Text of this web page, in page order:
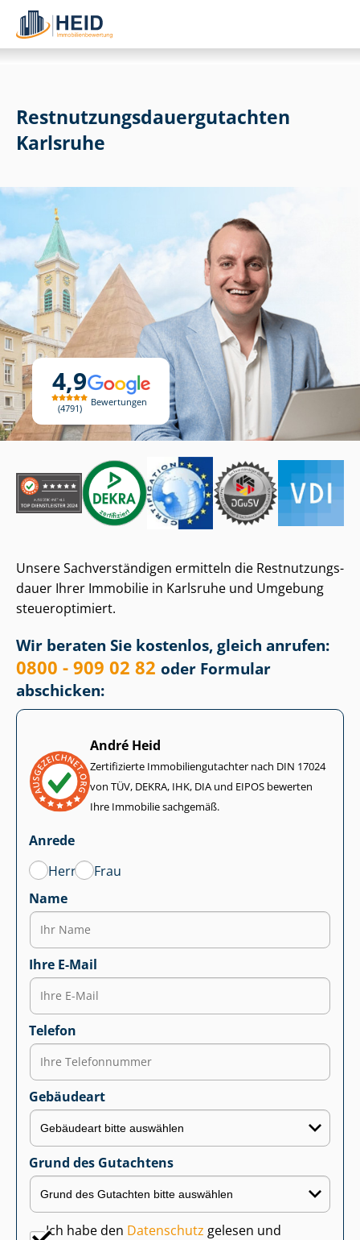
4,9
4791
Bewertungen
Rest­nut­zungs­dau­er­gut­ach­ten
Karlsruhe
Unsere Sach­ver­stän­di­gen ermitteln die Rest­nut­zungs­
dau­er Ihrer Immobilie in Karlsruhe und Umgebung
steueroptimiert.
Wir beraten Sie kostenlos, gleich anrufen:
0800 - 909 02 82 oder Formular
abschicken:
André Heid
Zertifizierte Im­mo­bi­li­en­gut­ach­ter nach DIN 17024
von TÜV, DEKRA, IHK, DIA und EIPOS bewerten
Ihre Immobilie sachgemäß.
Anrede
Herr
Frau
Name
Ihre E-Mail
Telefon
Gebäudeart
Grund des Gutachtens
Ich habe den Datenschutz gelesen und